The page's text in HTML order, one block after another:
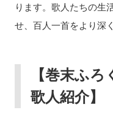
ります。歌人たちの生
せ、百人一首をより深
【巻末ふ
歌人紹介】